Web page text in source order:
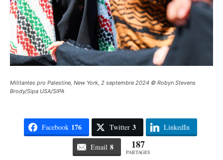
Militantes pro Palestine, New York, 2 septembre 2024 © Robyn Stevens
Brody/Sipa USA/SIPA
Facebook 176 Twitter 3 LinkedIn
Email 8 187
PARTAGES